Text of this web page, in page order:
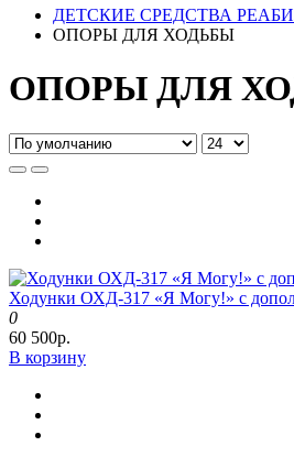
ДЕТСКИЕ СРЕДСТВА
ОПОРЫ ДЛЯ ХОДЬБЫ
ОПОРЫ ДЛЯ
Ходунки ОХД-317 «Я Могу!» с
0
60 500р.
В корзину